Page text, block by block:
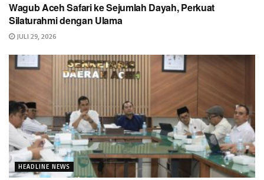
Wagub Aceh Safari ke Sejumlah Dayah, Perkuat
Silaturahmi dengan Ulama
JULI 29, 2026
HEADLINE NEWS